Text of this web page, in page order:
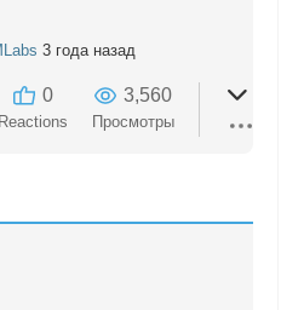
3 года назад
0
Reactions
3,560
Просмотры